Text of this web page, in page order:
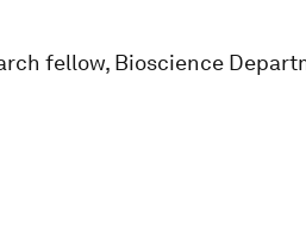
fellow, Bioscience